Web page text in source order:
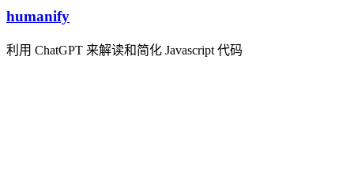
humanify
利用 ChatGPT 来解读和简化 Javascript 代码